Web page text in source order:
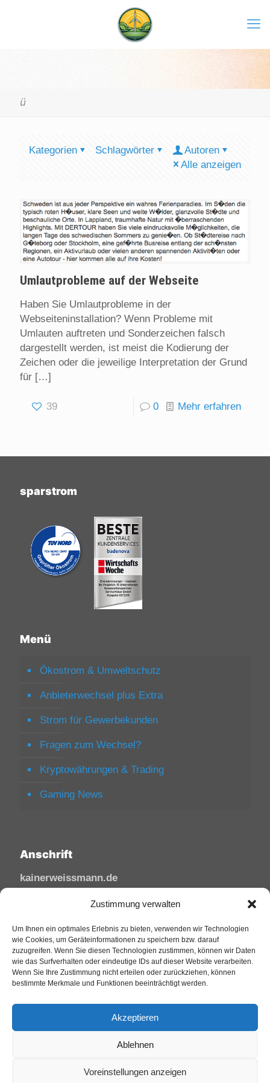
Zustimmung verwalten
Um Ihnen ein optimales Erlebnis zu bieten, verwenden wir Technologien
wie Cookies, um Geräteinformationen zu speichern bzw. darauf
zuzugreifen. Wenn Sie diesen Technologien zustimmen, können wir Daten
wie das Surfverhalten oder eindeutige IDs auf dieser Website verarbeiten.
Wenn Sie Ihre Zustimmung nicht erteilen oder zurückziehen, können
bestimmte Merkmale und Funktionen beeinträchtigt werden.
Akzeptieren
Ablehnen
Voreinstellungen anzeigen
ü
Kategorien Schlagwörter
Autoren
Alle anzeigen
Umlautprobleme auf der Webseite
Haben Sie Umlautprobleme in der
Webseiteninstallation? Wenn Probleme mit
Umlauten auftreten und Sonderzeichen falsch
dargestellt werden, ist meist die Kodierung der
Zeichen oder die jeweilige Interpretation der Grund
für […]
39 0 Mehr erfahren
sparstrom
Menü
Ökostrom & Umweltschutz
Anbieterwechsel plus Extra
Strom für Gewerbekunden
Fragen zum Wechsel?
Kryptowährungen & Trading
Gaming News
Anschrift
kainerweissmann.de
Linzhausenstraße
Deutschland
Tel: 02644/945 81 88
Mail: kai@sfw-media.de
© 2025 KainerWeissmann. All Rights Reserved